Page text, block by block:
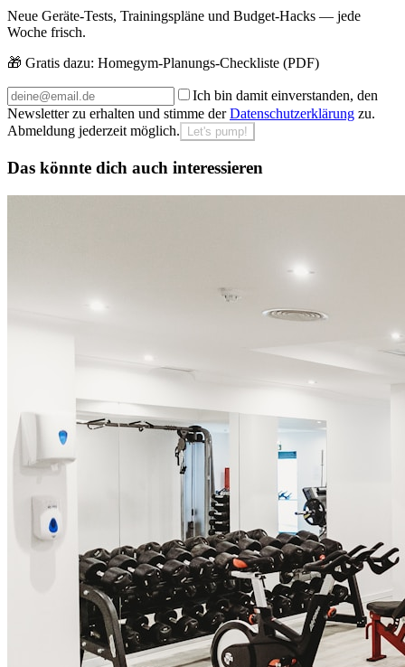
Neue Geräte-Tests, Trainingspläne und Budget-Hacks — jede
Woche frisch.
🎁 Gratis dazu: Homegym-Planungs-Checkliste (PDF)
Ich bin damit einverstanden, den
Newsletter zu erhalten und stimme der Datenschutzerklärung zu.
Abmeldung jederzeit möglich.
Let's pump!
Das könnte dich auch interessieren